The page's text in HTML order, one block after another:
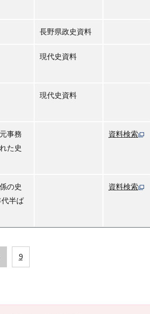
長野県政史資料
現代史資料
現代史資料
事務
た史
資料検索
の史
代半ば
資料検索
9